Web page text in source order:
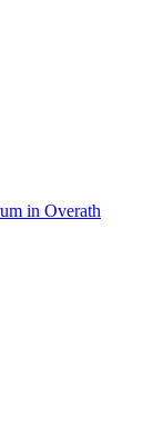
in Overath